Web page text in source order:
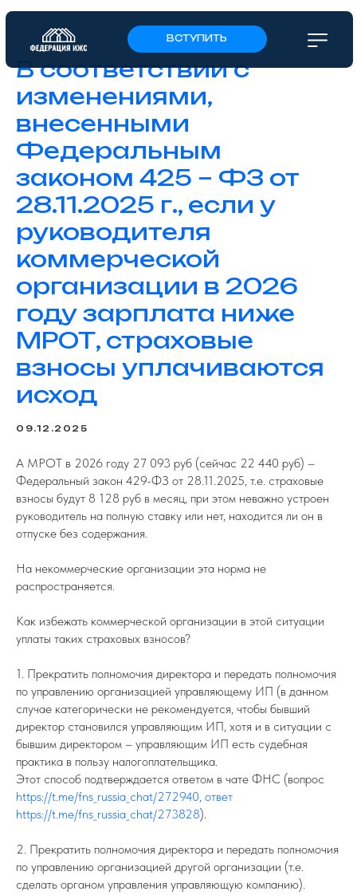
ВСТУПИТЬ
В соответствии с
изменениями,
внесенными
Федеральным
законом 425 – ФЗ от
28.11.2025 г., если у
руководителя
коммерческой
организации в 2026
году зарплата ниже
МРОТ, страховые
взносы уплачиваются
исход
09.12.2025
А МРОТ в 2026 году 27 093 руб (сейчас 22 440 руб) –
Федеральный закон 429-ФЗ от 28.11.2025, т.е. страховые
взносы будут 8 128 руб в месяц, при этом неважно устроен
руководитель на полную ставку или нет, находится ли он в
отпуске без содержания.
На некоммерческие организации эта норма не
распространяется.
Как избежать коммерческой организации в этой ситуации
уплаты таких страховых взносов?
1. Прекратить полномочия директора и передать полномочия
по управлению организацией управляющему ИП (в данном
случае категорически не рекомендуется, чтобы бывший
директор становился управляющим ИП, хотя и в ситуации с
бывшим директором – управляющим ИП есть судебная
практика в пользу налогоплательщика.
Этот способ подтверждается ответом в чате ФНС (вопрос
https://t.me/fns_russia_chat/272940, ответ
https://t.me/fns_russia_chat/273828).
2. Прекратить полномочия директора и передать полномочия
по управлению организацией другой организации (т.е.
сделать органом управления управляющую компанию).